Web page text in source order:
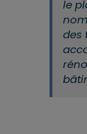
le
des